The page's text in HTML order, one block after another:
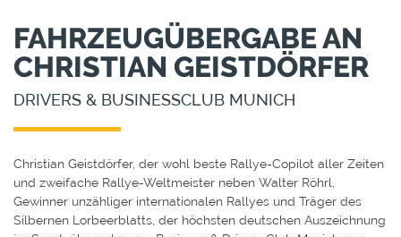
FAHRZEUGÜBERGABE AN
CHRISTIAN GEISTDÖRFER
DRIVERS & BUSINESSCLUB MUNICH
Christian Geistdörfer, der wohl beste Rallye-Copilot aller Zeiten
und zweifache Rallye-Weltmeister neben Walter Röhrl,
Gewinner unzähliger internationalen Rallyes und Träger des
Silbernen Lorbeerblatts, der höchsten deutschen Auszeichnung